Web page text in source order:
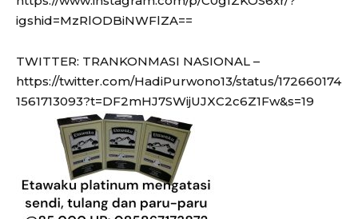
igshid=MzRlODBiNWFlZA==
TWITTER: TRANKONMASI NASIONAL –
https://twitter.com/HadiPurwono13/status/172660174
1561713093?t=DF2mHJ7SWijUJXC2c6Z1Fw&s=19